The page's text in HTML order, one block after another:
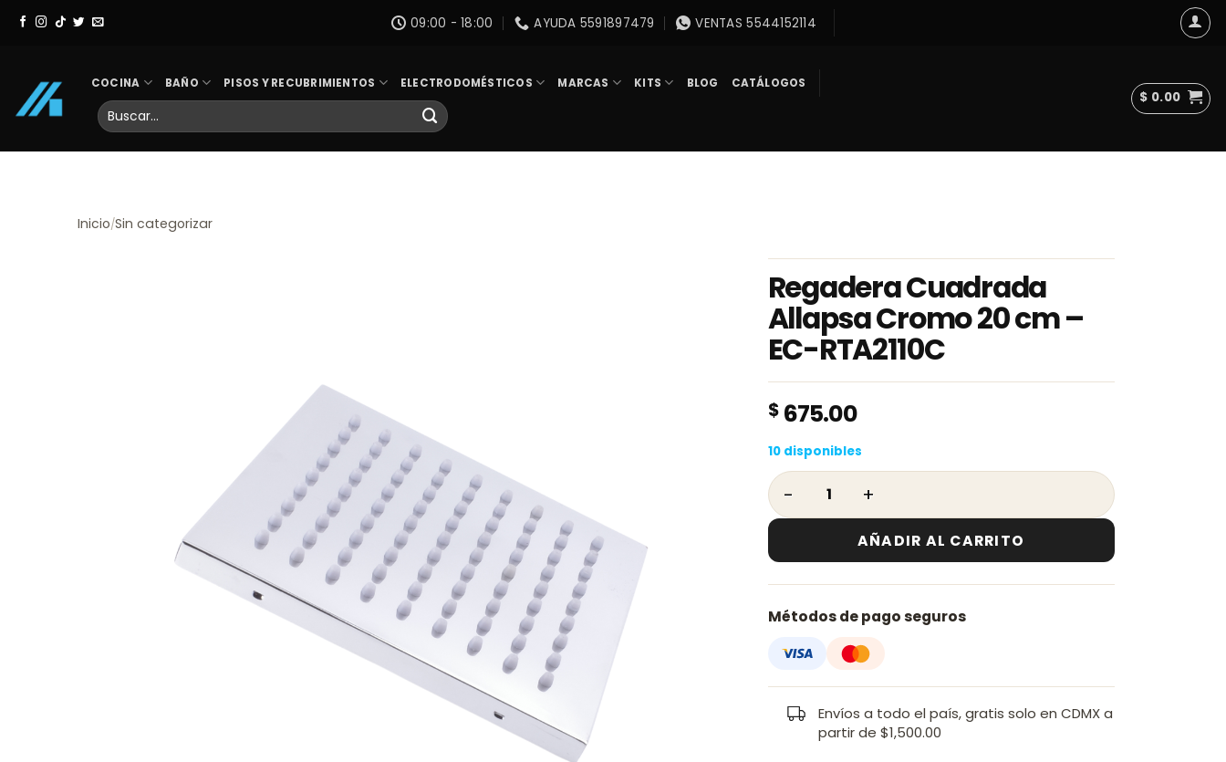
Skip
09:00 - 18:00 AYUDA 5591897479 VENTAS 5544152114
COCINA BAÑO PISOS Y RECUBRIMIENTOS ELECTRODOMÉSTICOS MARCAS KITS BLOG CATÁLOGOS
Buscar
por:
$ 0.00
Inicio/Sin categorizar
Regadera Cuadrada
Allapsa Cromo 20 cm –
EC-RTA2110C
$675.00
10 disponibles
Regadera Cuadrada Allapsa Cromo 20 cm - EC-RTA2110C
AÑADIR AL CARRITO
Métodos de pago seguros
Envíos a todo el país, gratis solo en CDMX a
partir de $1,500.00